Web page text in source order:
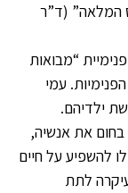
המלאה” (ד”ר
שניהל את פנימיית “מבואות
עמי
ילדיהם.
את אנשיה,
להשפיע על חיים
לתת